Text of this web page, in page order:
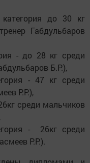
до 30 кг
Габдульбаров
- до 28 кг среди
Б.Р.),
- 47 кг среди
Р.Р.),
среди мальчиков
- 26кг среди
Р.Р.).